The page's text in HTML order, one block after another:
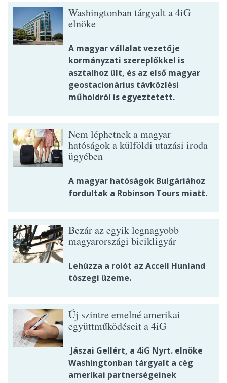
Washingtonban tárgyalt a 4iG
elnöke
A magyar vállalat vezetője
kormányzati szereplőkkel is
asztalhoz ült, és az első magyar
geostacionárius távközlési
műholdról is egyeztetett.
Nem léphetnek a magyar
hatóságok a külföldi utazási iroda
ügyében
A magyar hatóságok Bulgáriához
fordultak a Robinson Tours miatt.
Bezár az egyik legnagyobb
magyarországi bicikligyár
Lehúzza a rolót az Accell Hunland
tószegi üzeme.
Új szintre emelné amerikai
együttműködéseit a 4iG
Jászai Gellért, a 4iG Nyrt. elnöke
Washingtonban tárgyalt a cég
amerikai partnerségeinek